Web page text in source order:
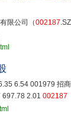
限公司（002187
6.54 001979 招
697.78 2.01 002187